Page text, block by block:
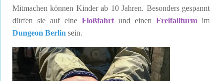
Mitmachen können Kinder ab 10 Jahren. Besonders gespannt
dürfen sie auf eine Floßfahrt und einen Freifallturm im
Dungeon Berlin sein.